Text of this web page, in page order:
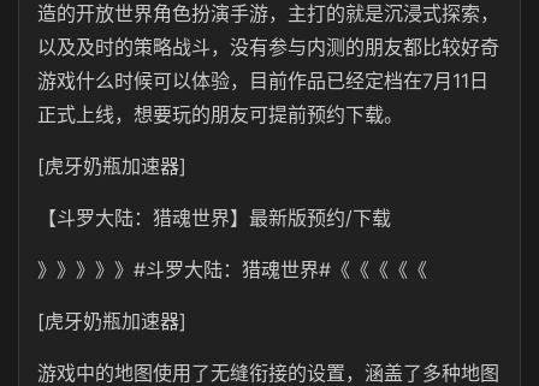
造的开放世界角色扮演手游，主打的就是沉浸式探索，
以及及时的策略战斗，没有参与内测的朋友都比较好奇
游戏什么时候可以体验，目前作品已经定档在7月11日
正式上线，想要玩的朋友可提前预约下载。
[虎牙奶瓶加速器]
【斗罗大陆：猎魂世界】最新版预约/下载
》》》》》#斗罗大陆：猎魂世界#《《《《《
[虎牙奶瓶加速器]
游戏中的地图使用了无缝衔接的设置，涵盖了多种地图